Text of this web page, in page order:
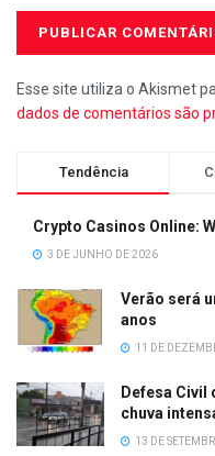
Esse site utiliza o Akismet
dados de comentários são
Tendência
Crypto Casinos Online:
3 DE JUNHO DE 2026
Verão será
anos
11 DE
Defesa
chuva
13 DE